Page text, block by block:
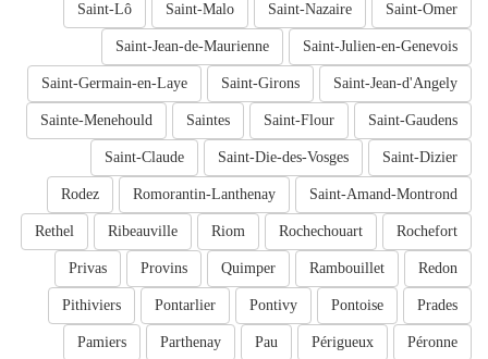
Saint-Omer
Saint-Nazaire
Saint-Malo
Saint-Lô
Saint-Julien-en-Genevois
Saint-Jean-de-Maurienne
Saint-Jean-d'Angely
Saint-Girons
Saint-Germain-en-Laye
Saint-Gaudens
Saint-Flour
Saintes
Sainte-Menehould
Saint-Dizier
Saint-Die-des-Vosges
Saint-Claude
Saint-Amand-Montrond
Romorantin-Lanthenay
Rodez
Rochefort
Rochechouart
Riom
Ribeauville
Rethel
Redon
Rambouillet
Quimper
Provins
Privas
Prades
Pontoise
Pontivy
Pontarlier
Pithiviers
Péronne
Périgueux
Pau
Parthenay
Pamiers